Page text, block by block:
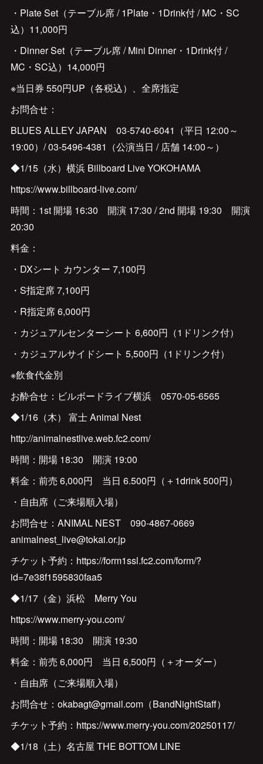
・Plate Set（テーブル席 / 1Plate・1Drink付 / MC・SC
込）11,000円
・Dinner Set（テーブル席 / Mini Dinner・1Drink付 /
MC・SC込）14,000円
※当日券 550円UP（各税込）、全席指定
お問合せ：
BLUES ALLEY JAPAN 03-5740-6041（平日 12:00～
19:00）/ 03-5496-4381（公演当日 / 店舗 14:00～）
◆1/15（水）横浜 Billboard Live YOKOHAMA
https://www.billboard-live.com/
時間：1st 開場 16:30 開演 17:30 / 2nd 開場 19:30 開演
20:30
料金：
・DXシート カウンター 7,100円
・S指定席 7,100円
・R指定席 6,000円
・カジュアルセンターシート 6,600円（1ドリンク付）
・カジュアルサイドシート 5,500円（1ドリンク付）
※飲食代金別
お酔合せ：ビルボードライブ横浜 0570-05-6565
◆1/16（木） 富士 Animal Nest
http://animalnestlive.web.fc2.com/
時間：開場 18:30 開演 19:00
料金：前売 6,000円 当日 6.500円（＋1drink 500円）
・自由席（ご来場順入場）
お問合せ：ANIMAL NEST 090-4867-0669
animalnest_live@tokai.or.jp
チケット予約：https://form1ssl.fc2.com/form/?
id=7e38f1595830faa5
◆1/17（金）浜松 Merry You
https://www.merry-you.com/
時間：開場 18:30 開演 19:30
料金：前売 6,000円 当日 6,500円（＋オーダー）
・自由席（ご来場順入場）
お問合せ：okabagt@gmail.com（BandNightStaff）
チケット予約：https://www.merry-you.com/20250117/
◆1/18（土）名古屋 THE BOTTOM LINE